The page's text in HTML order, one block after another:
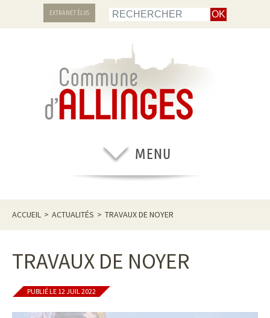
EXTRANET ÉLUS
ACCUEIL > ACTUALITÉS > TRAVAUX DE NOYER
TRAVAUX DE NOYER
PUBLIÉ LE 12 JUIL 2022